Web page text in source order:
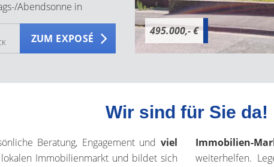
Abendsonne in
geeignet für Käufer
Bedürfnisse. Das
dem Haus gelegene
Das Dach ist ein
energetischer
sich wie folgt
ZUM EXPOSÉ
495.000,- €
Wir sind für Sie da!
Beratung, Engagement und viel
Immobilienmarkt und bildet sich
Immobilien-
weiterhelfen.